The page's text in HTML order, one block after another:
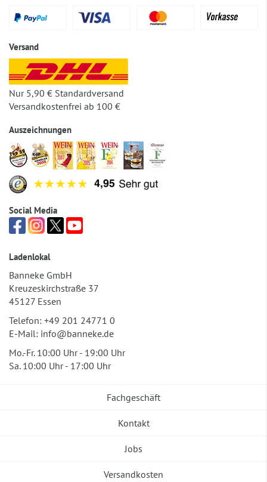
Versand
Nur 5,90 € Standardversand
Versandkostenfrei ab 100 €
Auszeichnungen
Social Media
Ladenlokal
Banneke GmbH
Kreuzeskirchstraße 37
45127 Essen
Telefon: +49 201 24771 0
E-Mail: info@banneke.de
Mo.-Fr. 10:00 Uhr - 19:00 Uhr
Sa. 10:00 Uhr - 17:00 Uhr
Fachgeschäft
Kontakt
Jobs
Versandkosten